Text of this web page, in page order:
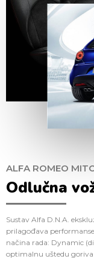
ALFA ROMEO
Odlučna
Sustav Alfa D.N.A.
prilagođava
načina rada: Dynamic
optimalnu uštedu goriva